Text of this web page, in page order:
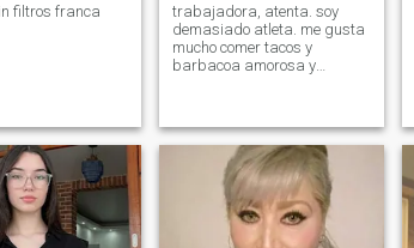
filtros franca
trabajadora, atenta. soy
demasiado atleta. me gusta
mucho comer tacos y
barbacoa amorosa y